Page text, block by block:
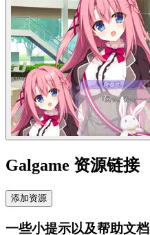
Galgame 资源链接
添加资源
一些小提示以及帮助文档